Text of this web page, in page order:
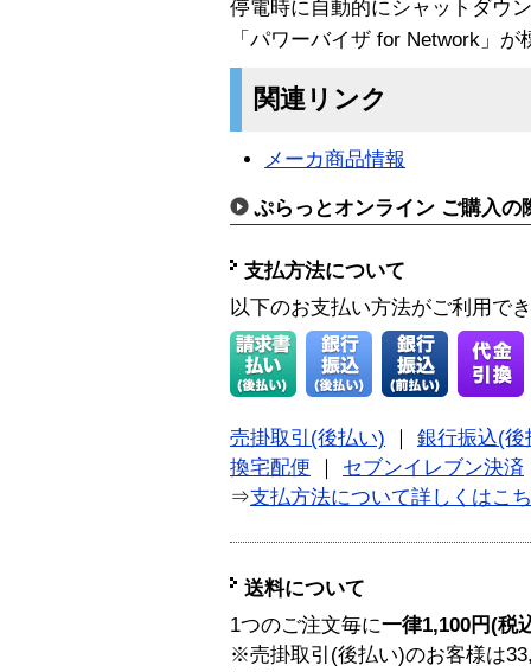
停電時に自動的にシャットダウ
「パワーバイザ for Network」
関連リンク
メーカ商品情報
ぷらっとオンライン ご購入の
支払方法について
以下のお支払い方法がご利用で
売掛取引(後払い)
銀行振込(後
換宅配便
セブンイレブン決済
⇒支払方法について詳しくはこ
送料について
1つのご注文毎に一律1,100円(税
※売掛取引(後払い)のお客様は